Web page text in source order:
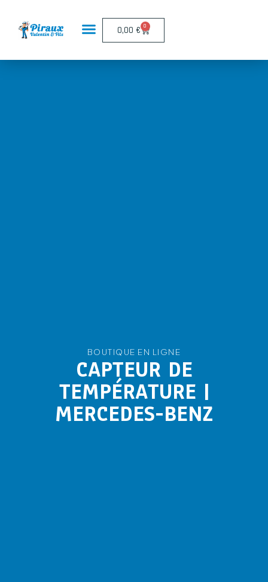
0,00 € 0
BOUTIQUE EN LIGNE
CAPTEUR DE
TEMPÉRATURE |
MERCEDES-BENZ